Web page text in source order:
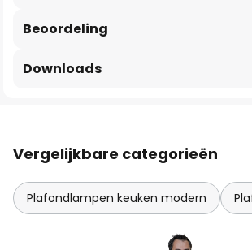
Beoordeling
Downloads
Vergelijkbare categorieën
Plafondlampen keuken modern